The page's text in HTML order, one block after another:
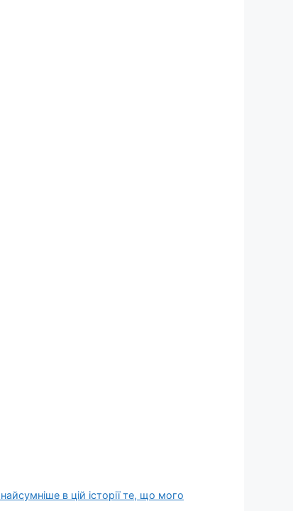
в цій історії те, що мого